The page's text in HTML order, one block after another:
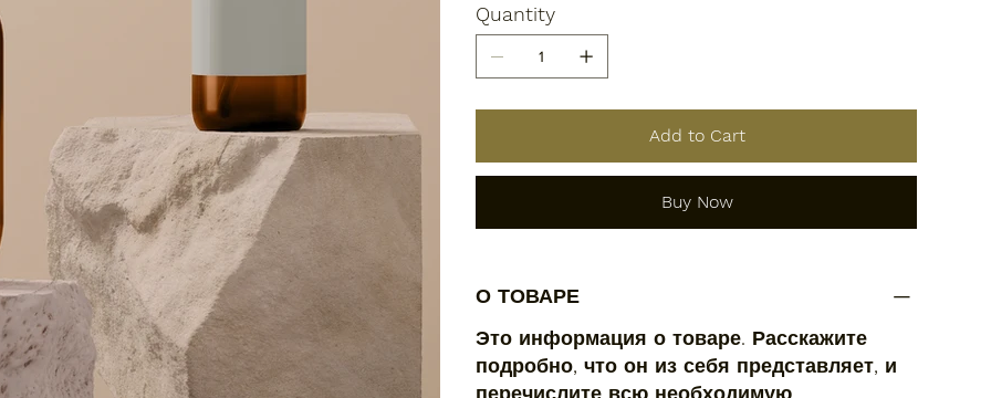
Quantity
Add to Cart
Buy Now
О ТОВАРЕ
Это информация о товаре. Расскажите
подробно, что он из себя представляет, и
перечислите всю необходимую